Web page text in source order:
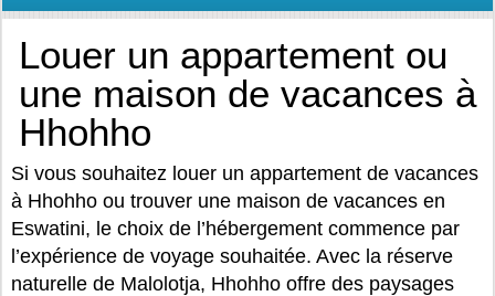
Louer un appartement ou
une maison de vacances à
Hhohho
Si vous souhaitez louer un appartement de vacances
à Hhohho ou trouver une maison de vacances en
Eswatini, le choix de l’hébergement commence par
l’expérience de voyage souhaitée. Avec la réserve
naturelle de Malolotja, Hhohho offre des paysages